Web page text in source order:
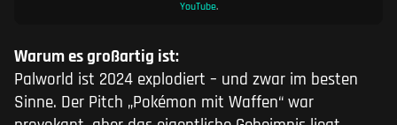
YouTube.
Warum es großartig ist:
Palworld ist 2024 explodiert – und zwar im besten
Sinne. Der Pitch „Pokémon mit Waffen“ war